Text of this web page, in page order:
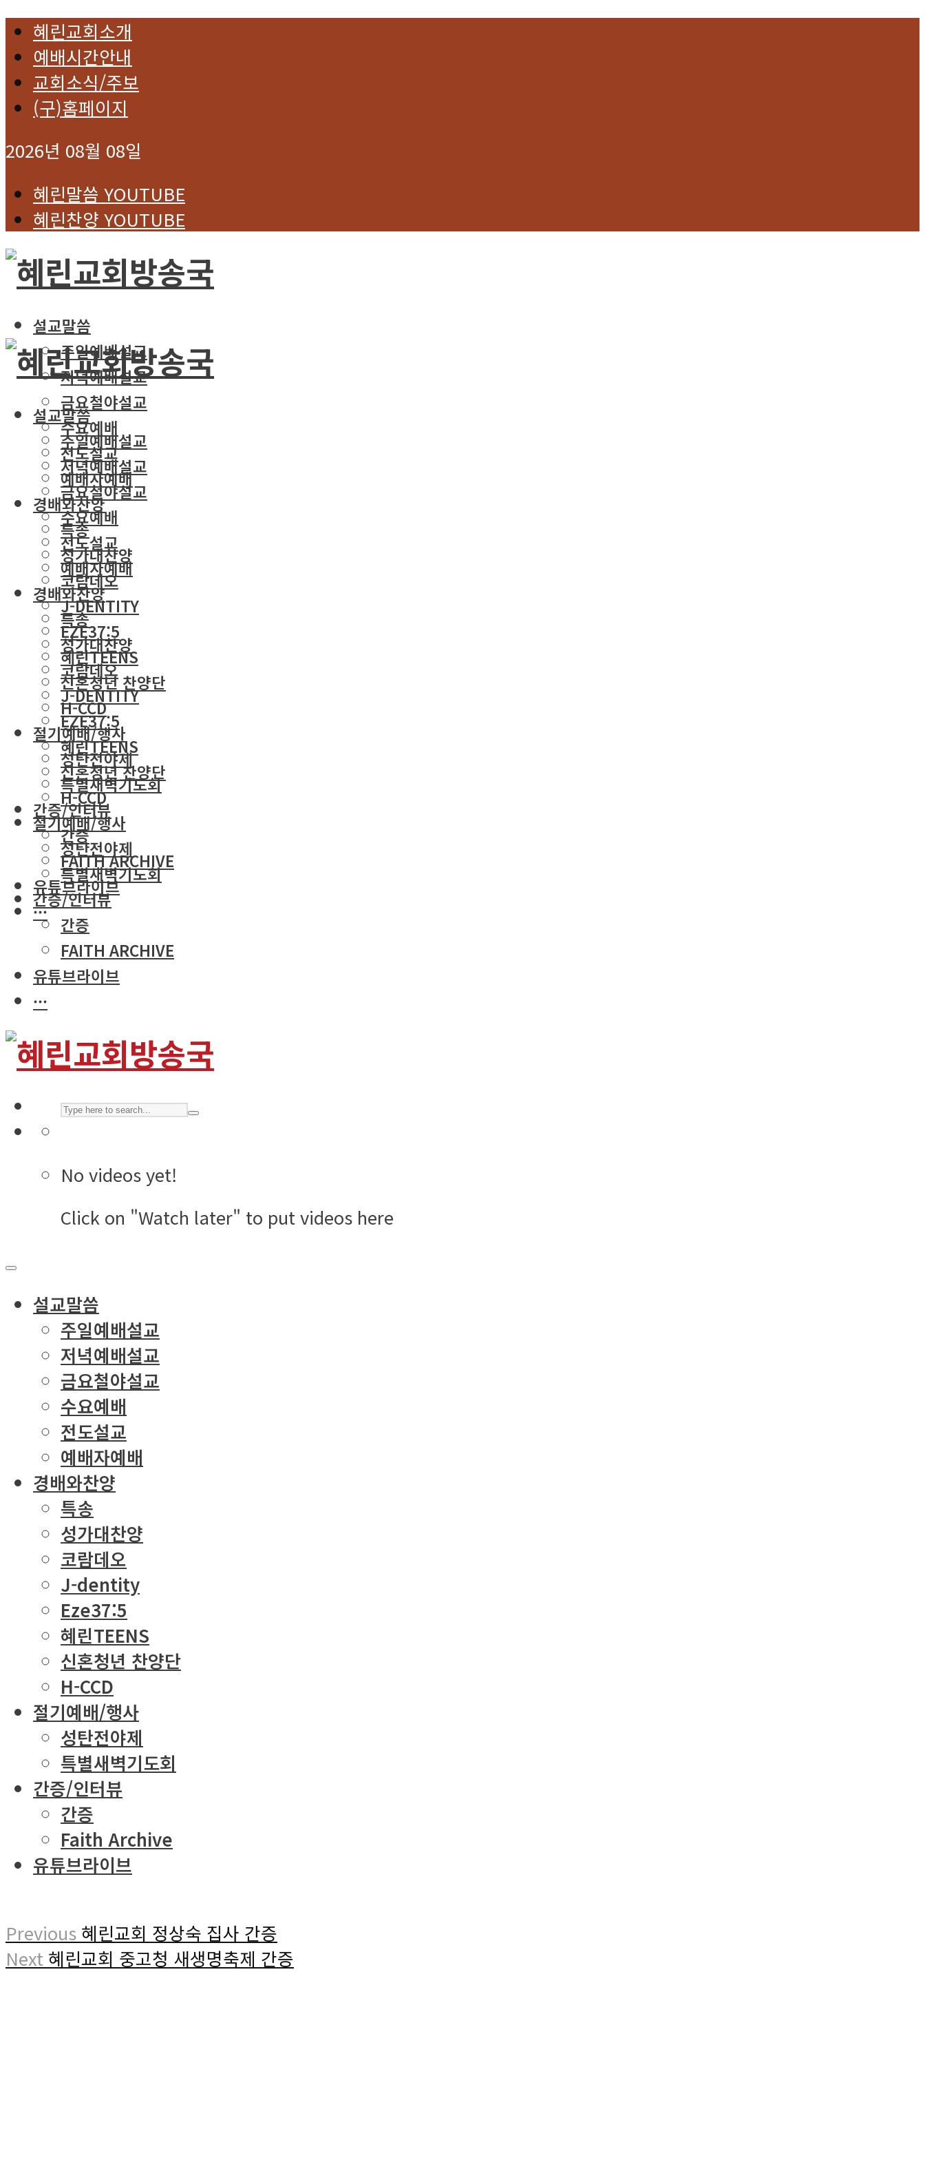
혜린교회소개
예배시간안내
교회소식/주보
(구)홈페이지
2026년 08월 08일
혜린말씀 YOUTUBE
혜린찬양 YOUTUBE
설교말씀
주일예배설교
저녁예배설교
금요철야설교
수요예배
전도설교
예배자예배
경배와찬양
특송
성가대찬양
코람데오
J-DENTITY
EZE37:5
혜린TEENS
신혼청년 찬양단
H-CCD
절기예배/행사
성탄전야제
특별새벽기도회
간증/인터뷰
간증
FAITH ARCHIVE
유튜브라이브
···
설교말씀
주일예배설교
저녁예배설교
금요철야설교
수요예배
전도설교
예배자예배
경배와찬양
특송
성가대찬양
코람데오
J-DENTITY
EZE37:5
혜린TEENS
신혼청년 찬양단
H-CCD
절기예배/행사
성탄전야제
특별새벽기도회
간증/인터뷰
간증
FAITH ARCHIVE
유튜브라이브
···
No videos yet!
Click on "Watch later" to put videos here
설교말씀
주일예배설교
저녁예배설교
금요철야설교
수요예배
전도설교
예배자예배
경배와찬양
특송
성가대찬양
코람데오
J-dentity
Eze37:5
혜린TEENS
신혼청년 찬양단
H-CCD
절기예배/행사
성탄전야제
특별새벽기도회
간증/인터뷰
간증
Faith Archive
유튜브라이브
Previous 혜린교회 정상숙 집사 간증
Next 혜린교회 중고청 새생명축제 간증